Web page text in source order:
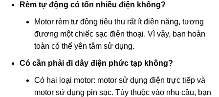
Rèm tự động có tốn nhiều điện không?
Motor rèm tự động tiêu thụ rất ít điện năng, tương
đương một chiếc sạc điện thoại. Vì vậy, bạn hoàn
toàn có thể yên tâm sử dụng.
Có cần phải đi dây điện phức tạp không?
Có hai loại motor: motor sử dụng điện trực tiếp và
motor sử dụng pin sạc. Tùy thuộc vào nhu cầu, bạn